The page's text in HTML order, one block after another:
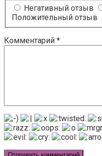
Негативный отзыв
Положительный отзыв
Комментарий *